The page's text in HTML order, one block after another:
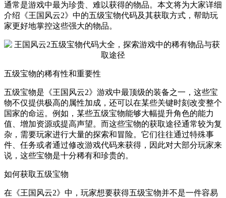
通常是游戏中最为珍贵、难以获得的物品。本文将为大家详细
介绍《王国风云2》中的五级宝物代码及其获取方式，帮助玩
家更好地掌控这些强大的物品。
五级宝物的稀有性和重要性
五级宝物是《王国风云2》游戏中最顶级的装备之一，这些宝
物不仅提供极高的属性加成，还可以在某些关键时刻改变整个
国家的命运。例如，某些五级宝物能够大幅提升角色的能力
值、增加资源或提高声望。而这些宝物的获取途径通常较为复
杂，需要玩家进行大量的探索和冒险。它们往往通过特殊事
件、任务或者通过修改游戏代码来获得，因此对大部分玩家来
说，这些宝物是十分稀有和珍贵的。
如何获取五级宝物
在《王国风云2》中，玩家想要获得五级宝物并不是一件容易